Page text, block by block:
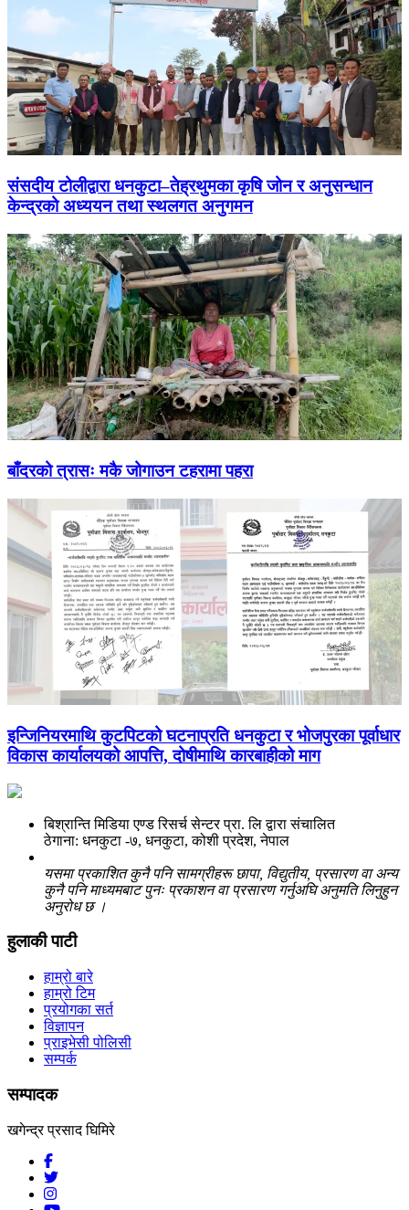
संसदीय टोलीद्वारा धनकुटा–तेह्रथुमका कृषि जोन र अनुसन्धान
केन्द्रको अध्ययन तथा स्थलगत अनुगमन
बाँदरको त्रासः मकै जोगाउन टहरामा पहरा
इन्जिनियरमाथि कुटपिटको घटनाप्रति धनकुटा र भोजपुरका पूर्वाधार
विकास कार्यालयको आपत्ति, दोषीमाथि कारबाहीको माग
बिश्रान्ति मिडिया एण्ड रिसर्च सेन्टर प्रा. लि द्वारा संचालित
ठेगाना: धनकुटा -७, धनकुटा, कोशी प्रदेश, नेपाल
यसमा प्रकाशित कुनै पनि सामग्रीहरू छापा, विद्युतीय, प्रसारण वा अन्य
कुनै पनि माध्यमबाट पुनः प्रकाशन वा प्रसारण गर्नुअघि अनुमति लिनुहुन
अनुरोध छ ।
हुलाकी पाटी
हाम्रो बारे
हाम्रो टिम
प्रयोगका सर्त
विज्ञापन
प्राइभेसी पोलिसी
सम्पर्क
सम्पादक
खगेन्द्र प्रसाद घिमिरे